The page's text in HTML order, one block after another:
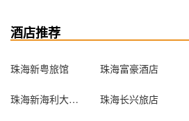
酒店推荐
珠海新粤旅馆 珠海富豪酒店
珠海新海利大酒店 珠海长兴旅店